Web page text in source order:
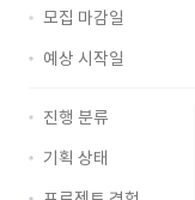
모집 마감일
예상 시작일
진행 분류
기획 상태